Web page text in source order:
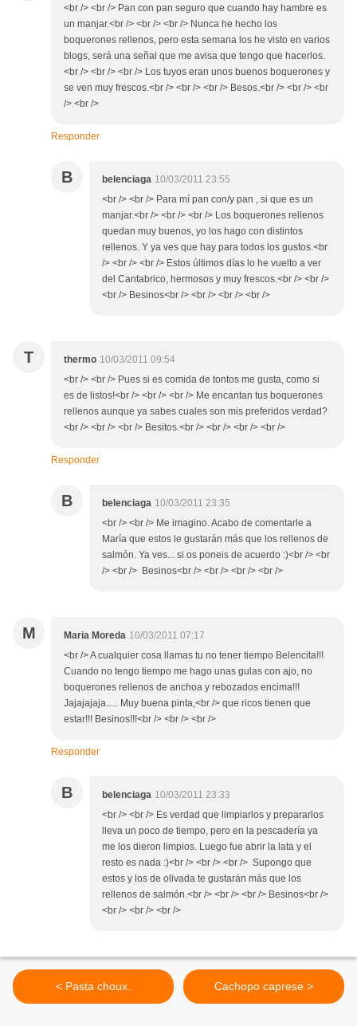
<br /> <br /> Pan con pan seguro que cuando hay hambre es
un manjar.<br /> <br /> <br /> Nunca he hecho los
boquerones rellenos, pero esta semana los he visto en varios
blogs, será una señal que me avisa que tengo que hacerlos.
<br /> <br /> <br /> Los tuyos eran unos buenos boquerones y
se ven muy frescos.<br /> <br /> <br /> Besos.<br /> <br /> <br
/> <br />
Responder
B belenciaga 10/03/2011 23:55
<br /> <br /> Para mí pan con/y pan , si que es un
manjar.<br /> <br /> <br /> Los boquerones rellenos
quedan muy buenos, yo los hago con distintos
rellenos. Y ya ves que hay para todos los gustos.<br
/> <br /> <br /> Estos últimos días lo he vuelto a ver
del Cantabrico, hermosos y muy frescos.<br /> <br />
<br /> Besinos<br /> <br /> <br /> <br />
T thermo 10/03/2011 09:54
<br /> <br /> Pues si es comida de tontos me gusta, como si
es de listos!<br /> <br /> <br /> Me encantan tus boquerones
rellenos aunque ya sabes cuales son mis preferidos verdad?
<br /> <br /> <br /> Besitos.<br /> <br /> <br /> <br />
Responder
B belenciaga 10/03/2011 23:35
<br /> <br /> Me imagino. Acabo de comentarle a
María que estos le gustarán más que los rellenos de
salmón. Ya ves... si os poneis de acuerdo :)<br /> <br
/> <br /> Besinos<br /> <br /> <br /> <br />
M Maria Moreda 10/03/2011 07:17
<br /> A cualquier cosa llamas tu no tener tiempo Belencita!!!
Cuando no tengo tiempo me hago unas gulas con ajo, no
boquerones rellenos de anchoa y rebozados encima!!!
Jajajajaja..... Muy buena pinta,<br /> que ricos tienen que
estar!!! Besinos!!!<br /> <br /> <br />
Responder
B belenciaga 10/03/2011 23:33
<br /> <br /> Es verdad que limpiarlos y prepararlos
lleva un poco de tiempo, pero en la pescadería ya
me los dieron limpios. Luego fue abrir la lata y el
resto es nada :)<br /> <br /> <br /> Supongo que
estos y los de olivada te gustarán más que los
rellenos de salmón.<br /> <br /> <br /> Besinos<br />
<br /> <br /> <br />
< Pasta choux. Cachopo caprese >